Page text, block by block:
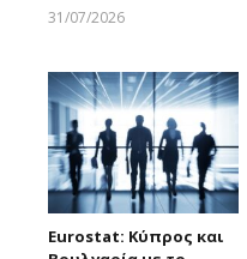
31/07/2026
Eurostat: Κύπρος και